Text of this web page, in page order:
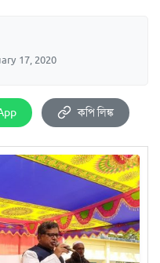
17, 2020
কপি লিঙ্ক